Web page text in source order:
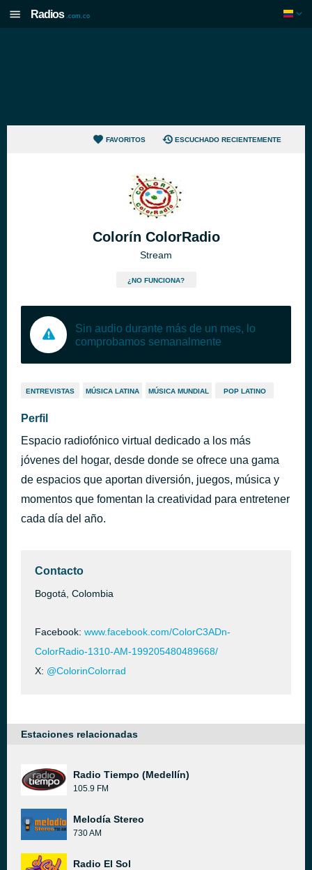
Radios .com.co
FAVORITOS ESCUCHADO RECIENTEMENTE
Colorín ColorRadio
Stream
¿NO FUNCIONA?
Sin audio durante más de un mes, lo
comprobamos semanalmente
ENTREVISTAS MÚSICA LATINA MÚSICA MUNDIAL POP LATINO
Perfil
Espacio radiofónico virtual dedicado a los más
jóvenes del hogar, desde donde se ofrece una gama
de espacios que aportan diversión, juegos, música y
momentos que fomentan la creatividad para entretener
cada día del año.
Contacto
Bogotá, Colombia
Facebook: www.facebook.com/ColorC3ADn-
ColorRadio-1310-AM-199205480489668/
X: @ColorinColorrad
Estaciones relacionadas
Radio Tiempo (Medellín)
105.9 FM
Melodía Stereo
730 AM
Radio El Sol